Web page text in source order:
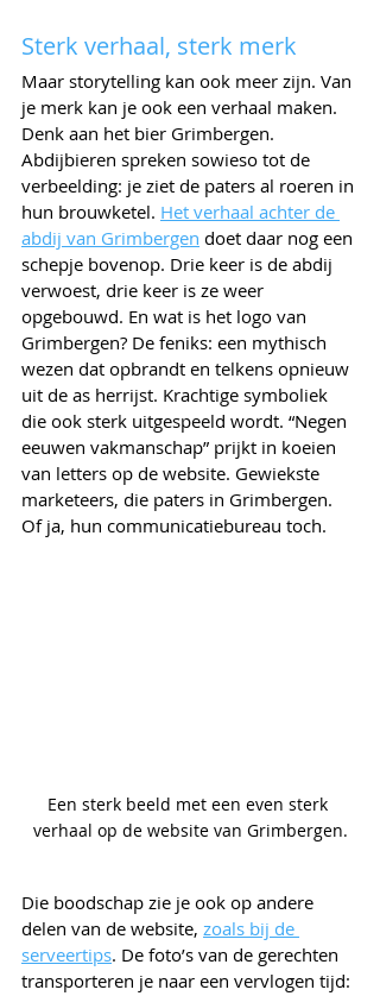
Sterk verhaal, sterk merk
Maar storytelling kan ook meer zijn. Van
je merk kan je ook een verhaal maken.
Denk aan het bier Grimbergen.
Abdijbieren spreken sowieso tot de
verbeelding: je ziet de paters al roeren in
hun brouwketel. Het verhaal achter de
abdij van Grimbergen doet daar nog een
schepje bovenop. Drie keer is de abdij
verwoest, drie keer is ze weer
opgebouwd. En wat is het logo van
Grimbergen? De feniks: een mythisch
wezen dat opbrandt en telkens opnieuw
uit de as herrijst. Krachtige symboliek
die ook sterk uitgespeeld wordt. “Negen
eeuwen vakmanschap” prijkt in koeien
van letters op de website. Gewiekste
marketeers, die paters in Grimbergen.
Of ja, hun communicatiebureau toch.
Een sterk beeld met een even sterk
verhaal op de website van Grimbergen.
Die boodschap zie je ook op andere
delen van de website, zoals bij de
serveertips. De foto’s van de gerechten
transporteren je naar een vervlogen tijd: